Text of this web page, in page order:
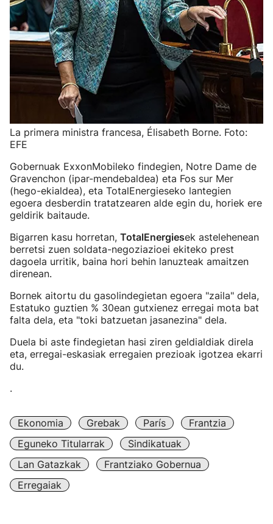
La primera ministra francesa, Élisabeth Borne. Foto:
EFE
Gobernuak ExxonMobileko findegien, Notre Dame de
Gravenchon (ipar-mendebaldea) eta Fos sur Mer
(hego-ekialdea), eta TotalEnergieseko lantegien
egoera desberdin tratatzearen alde egin du, horiek ere
geldirik baitaude.
Bigarren kasu horretan, TotalEnergiesek astelehenean
berretsi zuen soldata-negoziazioei ekiteko prest
dagoela urritik, baina hori behin lanuzteak amaitzen
direnean.
Bornek aitortu du gasolindegietan egoera "zaila" dela,
Estatuko guztien % 30ean gutxienez erregai mota bat
falta dela, eta "toki batzuetan jasanezina" dela.
Duela bi aste findegietan hasi ziren geldialdiak direla
eta, erregai-eskasiak erregaien prezioak igotzea ekarri
du.
.
Ekonomia Grebak París
Frantzia
Eguneko Titularrak
Sindikatuak
Lan Gatazkak
Frantziako Gobernua
Erregaiak